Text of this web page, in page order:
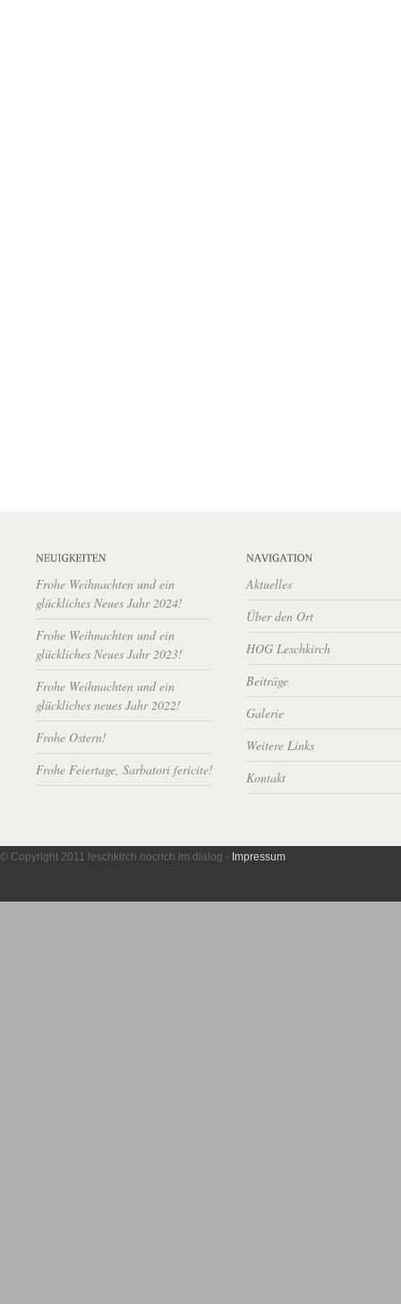
Frohe Weihnachten und ein
glückliches Neues Jahr 2024!
Frohe Weihnachten und ein
glückliches Neues Jahr 2023!
Frohe Weihnachten und ein
glückliches neues Jahr 2022!
Frohe Ostern!
Frohe Feiertage, Sarbatori fericite!
Aktuelles
Über den Ort
HOG Leschkirch
Beiträge
Galerie
Weitere Links
Kontakt
© Copyright 2011 leschkirch nocrich im dialog - Impressum